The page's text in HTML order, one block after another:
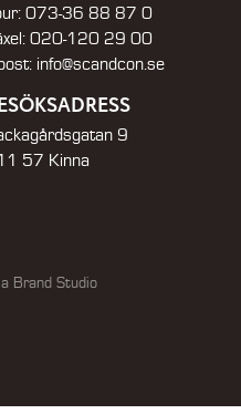
073-36 88 87 0
020-120 29 00
info@scandcon.se
9
57 Kinna
Brand Studio